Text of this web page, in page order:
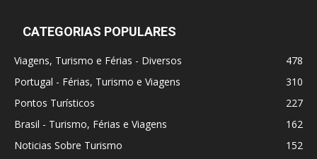
CATEGORIAS POPULARES
Viagens, Turismo e Férias - Diversos
478
Portugal - Férias, Turismo e Viagens
310
Pontos Turísticos
227
Brasil - Turismo, Férias e Viagens
162
Noticias Sobre Turismo
152